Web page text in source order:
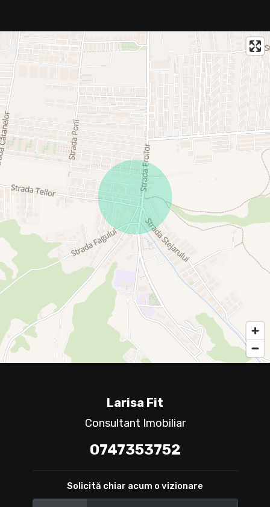
Larisa Fit
Consultant Imobiliar
0747353752
Solicită chiar acum o vizionare